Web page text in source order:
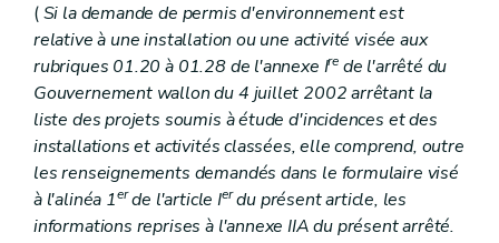
(Si la demande de permis d'environnement est
relative à une installation ou une activité visée aux
rubriques 01.20 à 01.28 de l'annexe Irede l'arrêté du
Gouvernement wallon du 4 juillet 2002 arrêtant la
liste des projets soumis à étude d'incidences et des
installations et activités classées, elle comprend, outre
les renseignements demandés dans le formulaire visé
à l'alinéa 1erde l'article Ierdu présent article, les
informations reprises à l'annexe IIA du présent arrêté.